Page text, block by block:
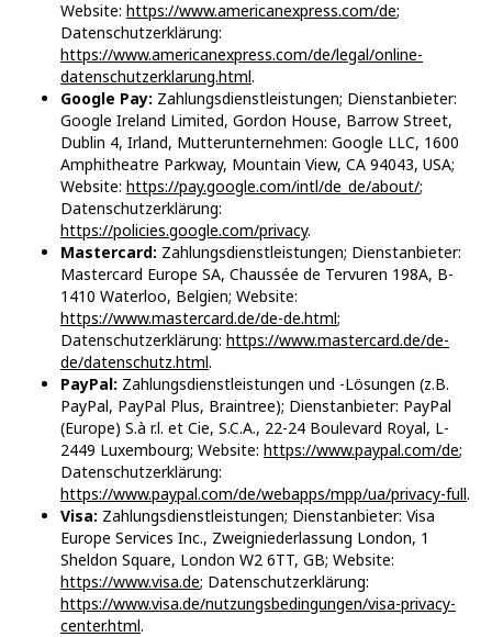
Website: https://www.americanexpress.com/de;
Datenschutzerklärung:
https://www.americanexpress.com/de/legal/online-
datenschutzerklarung.html.
Google Pay: Zahlungsdienstleistungen; Dienstanbieter:
Google Ireland Limited, Gordon House, Barrow Street,
Dublin 4, Irland, Mutterunternehmen: Google LLC, 1600
Amphitheatre Parkway, Mountain View, CA 94043, USA;
Website: https://pay.google.com/intl/de_de/about/;
Datenschutzerklärung:
https://policies.google.com/privacy.
Mastercard: Zahlungsdienstleistungen; Dienstanbieter:
Mastercard Europe SA, Chaussée de Tervuren 198A, B-
1410 Waterloo, Belgien; Website:
https://www.mastercard.de/de-de.html;
Datenschutzerklärung: https://www.mastercard.de/de-
de/datenschutz.html.
PayPal: Zahlungsdienstleistungen und -Lösungen (z.B.
PayPal, PayPal Plus, Braintree); Dienstanbieter: PayPal
(Europe) S.à r.l. et Cie, S.C.A., 22-24 Boulevard Royal, L-
2449 Luxembourg; Website: https://www.paypal.com/de;
Datenschutzerklärung:
https://www.paypal.com/de/webapps/mpp/ua/privacy-full.
Visa: Zahlungsdienstleistungen; Dienstanbieter: Visa
Europe Services Inc., Zweigniederlassung London, 1
Sheldon Square, London W2 6TT, GB; Website:
https://www.visa.de; Datenschutzerklärung:
https://www.visa.de/nutzungsbedingungen/visa-privacy-
center.html.